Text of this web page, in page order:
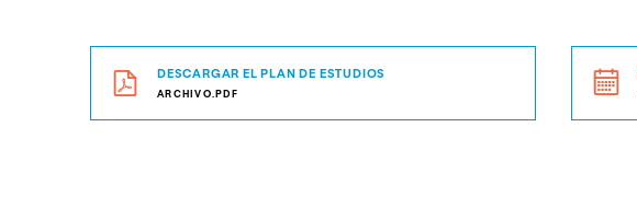
DESCARGAR EL PLAN DE ESTUDIOS
ARCHIVO.PDF